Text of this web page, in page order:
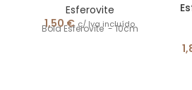
Esferovite
1,50€ c/ Iva incluído
Bola Esferovite - 10cm